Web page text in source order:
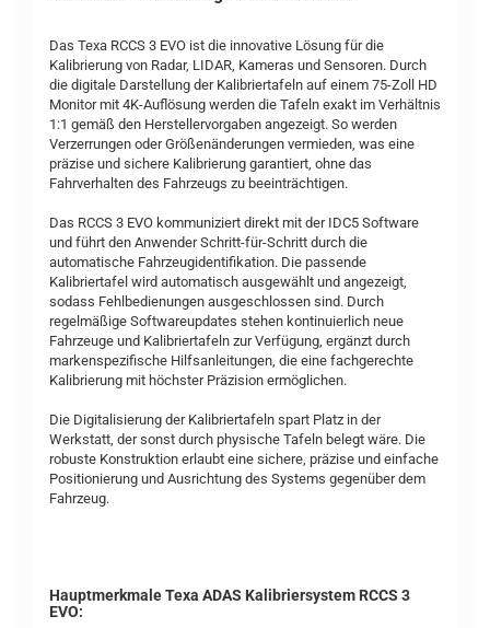
Das Texa RCCS 3 EVO ist die innovative Lösung für die
Kalibrierung von Radar, LIDAR, Kameras und Sensoren. Durch
die digitale Darstellung der Kalibriertafeln auf einem 75-Zoll HD
Monitor mit 4K-Auflösung werden die Tafeln exakt im Verhältnis
1:1 gemäß den Herstellervorgaben angezeigt. So werden
Verzerrungen oder Größenänderungen vermieden, was eine
präzise und sichere Kalibrierung garantiert, ohne das
Fahrverhalten des Fahrzeugs zu beeinträchtigen.
Das RCCS 3 EVO kommuniziert direkt mit der IDC5 Software
und führt den Anwender Schritt-für-Schritt durch die
automatische Fahrzeugidentifikation. Die passende
Kalibriertafel wird automatisch ausgewählt und angezeigt,
sodass Fehlbedienungen ausgeschlossen sind. Durch
regelmäßige Softwareupdates stehen kontinuierlich neue
Fahrzeuge und Kalibriertafeln zur Verfügung, ergänzt durch
markenspezifische Hilfsanleitungen, die eine fachgerechte
Kalibrierung mit höchster Präzision ermöglichen.
Die Digitalisierung der Kalibriertafeln spart Platz in der
Werkstatt, der sonst durch physische Tafeln belegt wäre. Die
robuste Konstruktion erlaubt eine sichere, präzise und einfache
Positionierung und Ausrichtung des Systems gegenüber dem
Fahrzeug.
Hauptmerkmale Texa ADAS Kalibriersystem RCCS 3
EVO: